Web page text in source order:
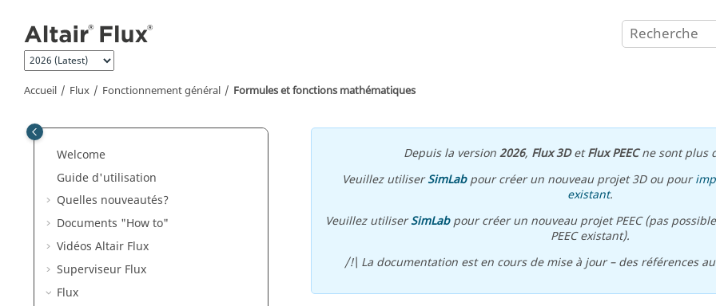
Accueil Flux Fonctionnement général Formules et fonctions mathématiques
Welcome
Guide d'utilisation
Quelles nouveautés?
Documents "How to"
Vidéos Altair Flux
Superviseur Flux
Flux
Depuis la version2026, Flux 3DetFlux PEECne sont plus
Veuillez utiliserSimLabpour créer un nouveau projet 3D ou pour
existant.
Veuillez utiliserSimLabpour créer un nouveau projet PEEC (pas
PEEC existant).
/!\ La documentation est en cours de mise à jour – des références au